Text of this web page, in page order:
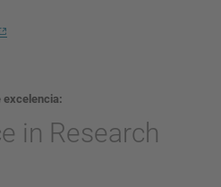
excelencia